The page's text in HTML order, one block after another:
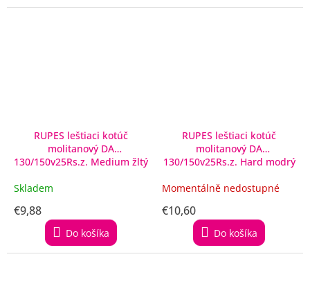
RUPES leštiaci kotúč
molitanový DA
130/150v25Rs.z. Medium žltý
Skladem
€9,88
Do košíka
RUPES leštiaci kotúč
molitanový DA
130/150v25Rs.z. Hard modrý
Momentálně nedostupné
€10,60
Do košíka